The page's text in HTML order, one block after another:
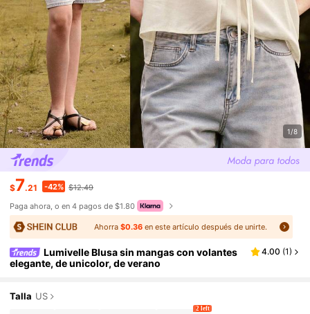
1/8
$7.21 -42% $12.49
Paga ahora, o en 4 pagos de $1.80
Ahorra $0.36en este artículo después de unirte.
Lumivelle Blusa sin mangas con volantes
elegante, de unicolor, de verano
4.00 (1)
Talla US
2 left